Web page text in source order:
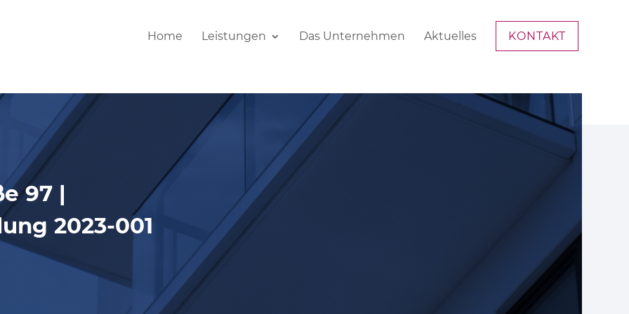
Home Leistungen Das Unternehmen Aktuelles KONTAKT
97 |
2023-001